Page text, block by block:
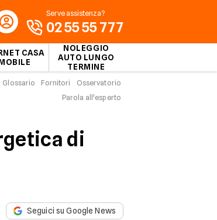
CASA
NOLEGGIO
AUTO LUNGO
TERMINE
Serve assistenza?
02 55 55 777
Glossario Fornitori
Osservatorio
Parola all'esperto
di
Seguici su Google News